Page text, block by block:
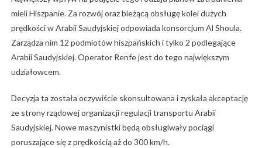
mieli Hiszpanie. Za rozwój oraz bieżącą obsługę kolei dużych
prędkości w Arabii Saudyjskiej odpowiada konsorcjum Al Shoula.
Zarządza nim 12 podmiotów hiszpańskich i tylko 2 podlegające
Arabii Saudyjskiej. Operator Renfe jest do tego największym
udziałowcem.
Decyzja ta została oczywiście skonsultowana i zyskała akceptację
ze strony rządowej organizacji regulacji transportu Arabii
Saudyjskiej. Nowe maszynistki będą obsługiwały pociągi
poruszające się z prędkością aż do 300 km/h.